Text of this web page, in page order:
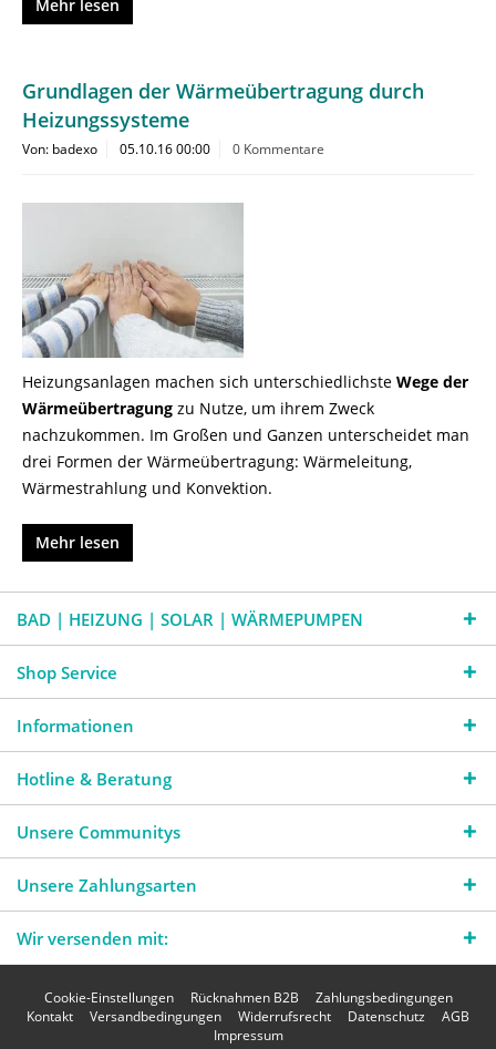
Mehr lesen
Grundlagen der Wärmeübertragung durch
Heizungssysteme
Von: badexo 05.10.16 00:00 0 Kommentare
Heizungsanlagen machen sich unterschiedlichste Wege der
Wärmeübertragung zu Nutze, um ihrem Zweck
nachzukommen. Im Großen und Ganzen unterscheidet man
drei Formen der Wärmeübertragung: Wärmeleitung,
Wärmestrahlung und Konvektion.
Mehr lesen
BAD | HEIZUNG | SOLAR | WÄRMEPUMPEN
Shop Service
Informationen
Hotline & Beratung
Unsere Communitys
Unsere Zahlungsarten
Wir versenden mit:
Cookie-Einstellungen Rücknahmen B2B
Zahlungsbedingungen
Kontakt
Versandbedingungen Widerrufsrecht Datenschutz
AGB
Impressum